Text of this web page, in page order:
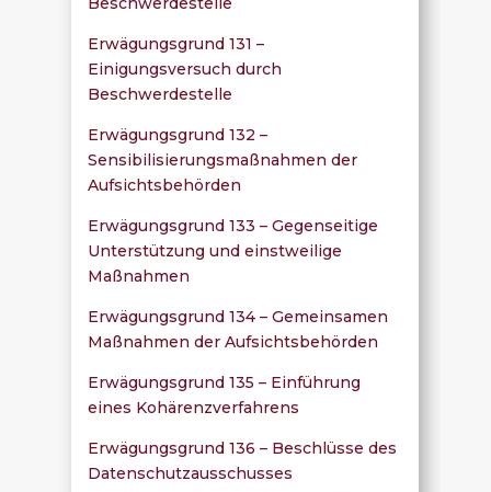
Erwägungsgrund 131 –
Einigungsversuch durch
Beschwerdestelle
Erwägungsgrund 132 –
Sensibilisierungsmaßnahmen der
Aufsichtsbehörden
Erwägungsgrund 133 – Gegenseitige
Unterstützung und einstweilige
Maßnahmen
Erwägungsgrund 134 – Gemeinsamen
Maßnahmen der Aufsichtsbehörden
Erwägungsgrund 135 – Einführung
eines Kohärenzverfahrens
Erwägungsgrund 136 – Beschlüsse des
Datenschutzausschusses